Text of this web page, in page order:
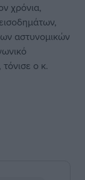
χρόνια,
αστυνομικών
ο κ.